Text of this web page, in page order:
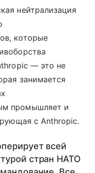
нейтрализация
которые
— это не
занимается
промышляет и
с Anthropic.
всей
стран НАТО